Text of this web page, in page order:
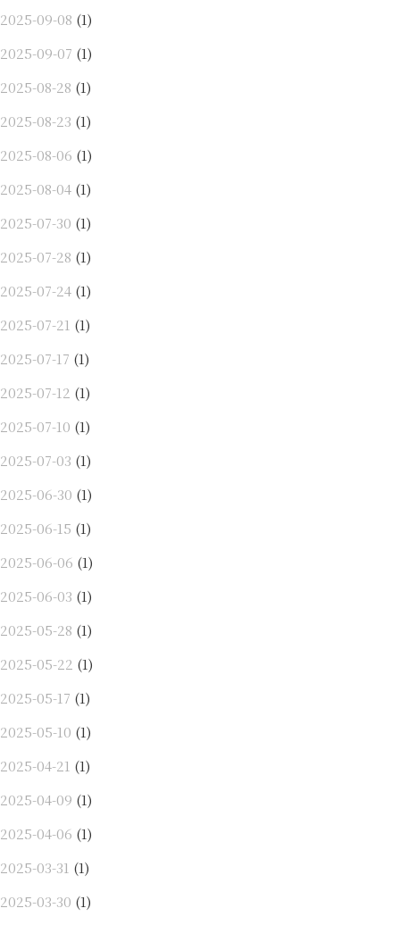
2025-09-08 (1)
2025-09-07 (1)
2025-08-28 (1)
2025-08-23 (1)
2025-08-06 (1)
2025-08-04 (1)
2025-07-30 (1)
2025-07-28 (1)
2025-07-24 (1)
2025-07-21 (1)
2025-07-17 (1)
2025-07-12 (1)
2025-07-10 (1)
2025-07-03 (1)
2025-06-30 (1)
2025-06-15 (1)
2025-06-06 (1)
2025-06-03 (1)
2025-05-28 (1)
2025-05-22 (1)
2025-05-17 (1)
2025-05-10 (1)
2025-04-21 (1)
2025-04-09 (1)
2025-04-06 (1)
2025-03-31 (1)
2025-03-30 (1)